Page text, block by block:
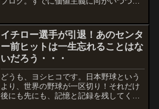
ていくスタイルを実践してる人が出てき
た。芸...
イチロー選手が引退！あのセンタ
ー前ヒットは一生忘れることはな
いだろう・・・
どうも、ヨシヒコです。日本野球という
より、世界の野球が一区切り！それだけ
後にも先にも、記憶と記録を残してくれ